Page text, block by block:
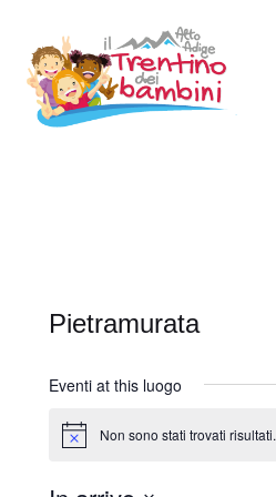
contenuto
Pietramurata
Eventi at this luogo
N
Non sono stati trovati risultati.